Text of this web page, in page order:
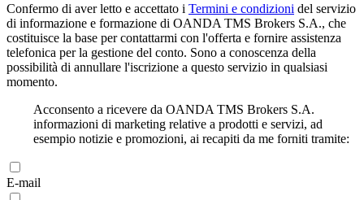
Confermo di aver letto e accettato i Termini e condizioni del servizio
di informazione e formazione di OANDA TMS Brokers S.A., che
costituisce la base per contattarmi con l'offerta e fornire assistenza
telefonica per la gestione del conto. Sono a conoscenza della
possibilità di annullare l'iscrizione a questo servizio in qualsiasi
momento.
Acconsento a ricevere da OANDA TMS Brokers S.A.
informazioni di marketing relative a prodotti e servizi, ad
esempio notizie e promozioni, ai recapiti da me forniti tramite:
E-mail